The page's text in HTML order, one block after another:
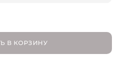
В КОРЗИНУ